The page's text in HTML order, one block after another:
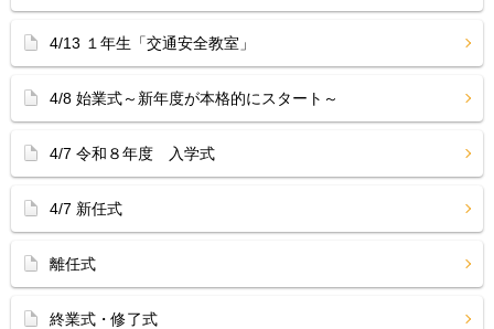
4/13 １年生「交通安全教室」
4/8 始業式～新年度が本格的にスタート～
4/7 令和８年度 入学式
4/7 新任式
離任式
終業式・修了式